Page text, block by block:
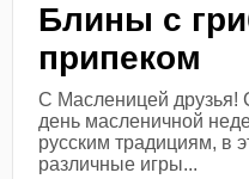
Блины с
припеком
С Масленицей друзья!
день масленичной
русским традициям, в
различные игры...